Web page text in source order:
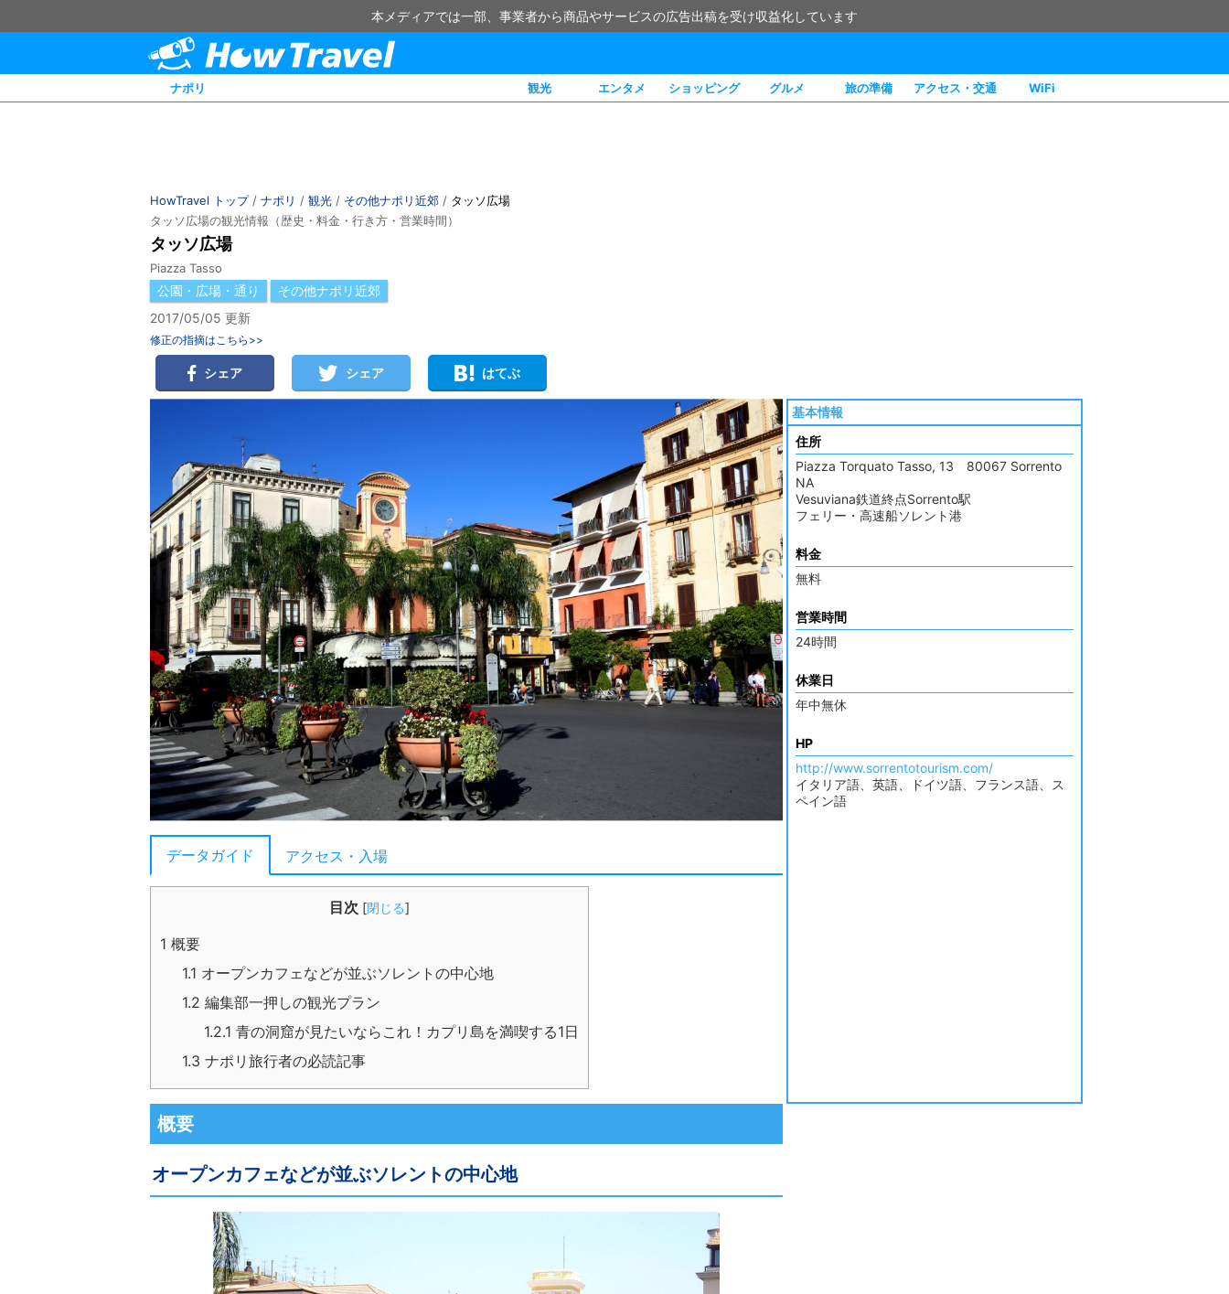
本メディアでは一部、事業者から商品やサービスの広告出稿を受け収益化しています
ナポリ 観光 エンタメ ショッピング グルメ 旅の準備 アクセス・交通 WiFi
HowTravel トップ/ ナポリ / 観光 / その他ナポリ近郊 / タッソ広場
タッソ広場の観光情報（歴史・料金・行き方・営業時間）
タッソ広場
Piazza Tasso
公園・広場・通り
その他ナポリ近郊
2017/05/05 更新
修正の指摘はこちら>>
シェア シェア はてぶ
基本情報
住所
Piazza Torquato Tasso, 13 80067 Sorrento
NA
Vesuviana鉄道終点Sorrento駅
フェリー・高速船ソレント港
料金
無料
営業時間
24時間
休業日
年中無休
HP
http://www.sorrentotourism.com/
イタリア語、英語、ドイツ語、フランス語、ス
ペイン語
データガイド アクセス・入場
目次 [閉じる]
1 概要
1.1 オープンカフェなどが並ぶソレントの中心地
1.2 編集部一押しの観光プラン
1.2.1 青の洞窟が見たいならこれ！カプリ島を満喫する1日
1.3 ナポリ旅行者の必読記事
概要
オープンカフェなどが並ぶソレントの中心地